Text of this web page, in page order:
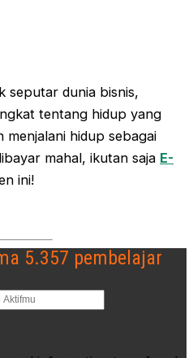
seputar dunia bisnis,
tentang hidup yang
menjalani hidup sebagai
mahal, ikutan saja E-
ini!
5.357 pembelajar